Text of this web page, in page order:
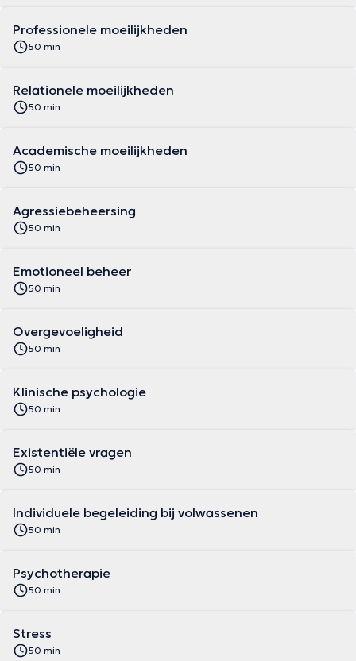
Professionele moeilijkheden
50 min
Relationele moeilijkheden
50 min
Academische moeilijkheden
50 min
Agressiebeheersing
50 min
Emotioneel beheer
50 min
Overgevoeligheid
50 min
Klinische psychologie
50 min
Existentiële vragen
50 min
Individuele begeleiding bij volwassenen
50 min
Psychotherapie
50 min
Stress
50 min